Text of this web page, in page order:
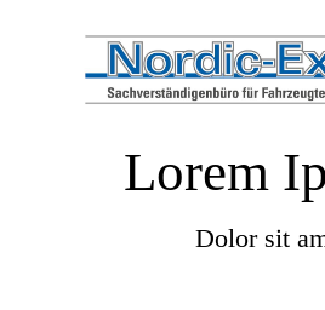
Lorem
Dolor sit